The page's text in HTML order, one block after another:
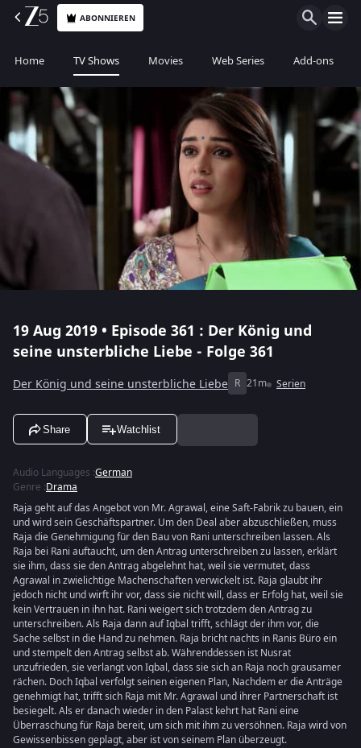
ABONNIEREN
Home TV Shows Movies Web Series Add-ons
19 Aug 2019 • Episode 361 : Der König und
seine unsterbliche Liebe - Folge 361
Der König und seine unsterbliche Liebe R 21m Serien
Share Watchlist
Audio Languages :German
Genre :Drama
Raja geht auf das Angebot von Mr. Agrawal, eine Saft-Fabrik zu bauen, ein
und wird sein Geschäftspartner. Um den Deal aber abzuschließen, muss
Raja die Genehmigung für den Bau von Rani unterschreiben lassen. Als
Raja bei Rani auftaucht, um den Antrag unterschreiben zu lassen, erklärt
sie ihm, dass sie den Antrag abgelehnt hat, weil sie vermutet, dass
Agrawal in zwielichtige Machenschaften verwickelt ist. Raja glaubt ihr
jedoch nicht und wirft ihr vor, dass sie nicht will, dass er Erfolg hat, weil sie
kein Vertrauen in ihn hat. Rani weigert sich trotzdem den Antrag zu
unterschreiben. Als Raja dann auf Iqbal trifft, schlägt der ihm vor, die
Sache selbst in die Hand zu nehmen. Raja bricht nachts in Ranis Büro ein
und stempelt den Antrag selbst ab. Währenddessen ist Nusrat
unzufrieden, sie verlangt von Iqbal, dass sie sich an Raja noch grausamer
rächen. Doch Iqbal verfolgt seinen eigenen Plan, Nachdem er die Anträge
genehmigt hat, trifft sich Raja mit Mr. Agrawal und ihrer Partnerschaft ist
besiegelt. Als er danach wieder in den Palast kehrt hat Rani eine
Überraschung für Raja bereit, um sich mit ihm zu versöhnen. Raja wird von
Gewissenbissen geplagt, aber ist von seinem Plan überzeugt.